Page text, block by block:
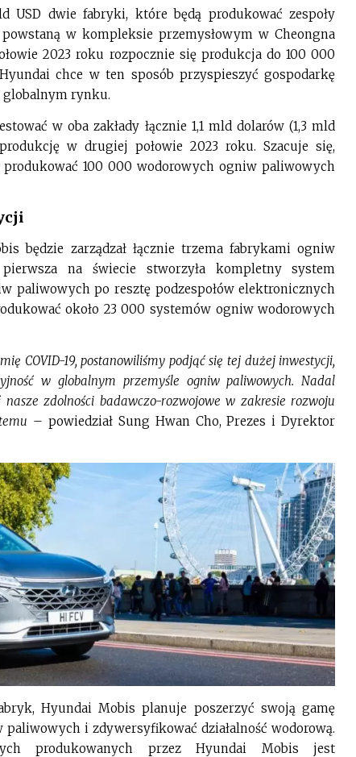
USD dwie fabryki, które będą produkować zespoły
w kompleksie przemysłowym w Cheongna
2023 roku rozpocznie się produkcja do 100 000
chce w ten sposób przyspieszyć gospodarkę
globalnym rynku.
w oba zakłady łącznie 1,1 mld dolarów (1,3 mld
w drugiej połowie 2023 roku. Szacuje się,
produkować 100 000 wodorowych ogniw paliwowych
będzie zarządzał łącznie trzema fabrykami ogniw
na świecie stworzyła kompletny system
paliwowych po resztę podzespołów elektronicznych
około 23 000 systemów ogniw wodorowych
COVID-19, postanowiliśmy podjąć się tej dużej inwestycji,
w globalnym przemyśle ogniw paliwowych. Nadal
zdolności badawczo-rozwojowe w zakresie rozwoju
– powiedział Sung Hwan Cho, Prezes i Dyrektor
Hyundai Mobis planuje poszerzyć swoją gamę
i zdywersyfikować działalność wodorową.
produkowanych przez Hyundai Mobis jest